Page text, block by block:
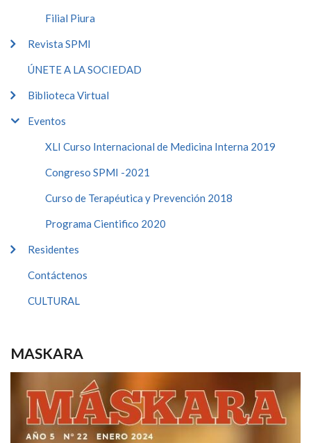
Filial Piura
Revista SPMI
ÚNETE A LA SOCIEDAD
Biblioteca Virtual
Eventos
XLI Curso Internacional de Medicina Interna 2019
Congreso SPMI -2021
Curso de Terapéutica y Prevención 2018
Programa Cientifico 2020
Residentes
Contáctenos
CULTURAL
MASKARA